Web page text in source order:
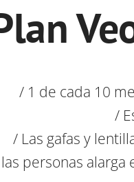
/ 1 de cada 10
/
/ Las gafas y
personas